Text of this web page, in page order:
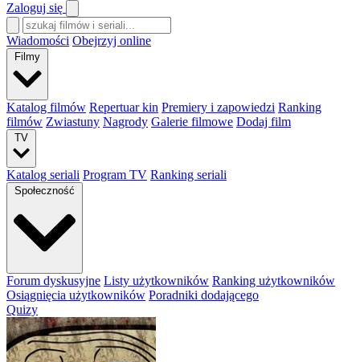
Zaloguj się
Wiadomości Obejrzyj online
Filmy
Katalog filmów Repertuar kin Premiery i zapowiedzi Ranking
filmów Zwiastuny Nagrody Galerie filmowe Dodaj film
TV
Katalog seriali Program TV Ranking seriali
Społeczność
Forum dyskusyjne Listy użytkowników Ranking użytkowników
Osiągnięcia użytkowników Poradniki dodającego
Quizy